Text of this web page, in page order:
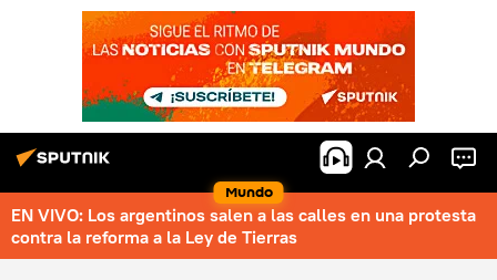
Mundo
EN VIVO: Los argentinos salen a las calles en una protesta
contra la reforma a la Ley de Tierras